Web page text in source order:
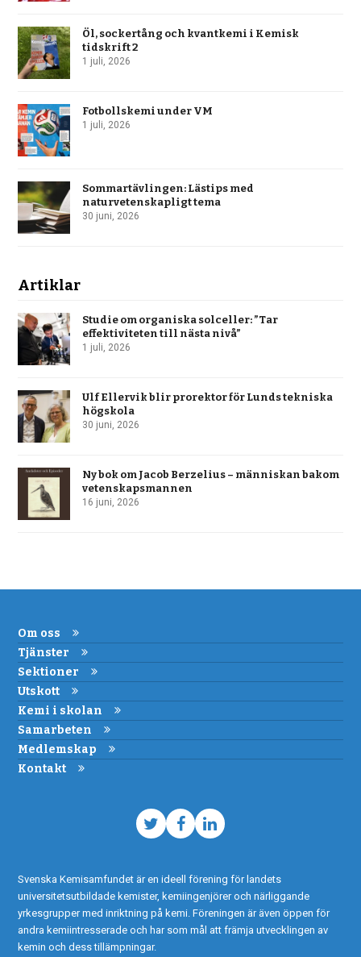
Öl, sockertång och kvantkemi i Kemisk
tidskrift 2
1 juli, 2026
Fotbollskemi under VM
1 juli, 2026
Sommartävlingen: Lästips med
naturvetenskapligt tema
30 juni, 2026
Artiklar
Studie om organiska solceller: ”Tar
effektiviteten till nästa nivå”
1 juli, 2026
Ulf Ellervik blir prorektor för Lunds tekniska
högskola
30 juni, 2026
Ny bok om Jacob Berzelius – människan bakom
vetenskapsmannen
16 juni, 2026
Om oss
Tjänster
Sektioner
Utskott
Kemi i skolan
Samarbeten
Medlemskap
Kontakt
TwitterFacebook
LinkedIn
Svenska Kemisamfundet är en ideell förening för landets
universitetsutbildade kemister, kemiingenjörer och närliggande
yrkesgrupper med inriktning på kemi. Föreningen är även öppen för
andra kemiintresserade och har som mål att främja utvecklingen av
kemin och dess tillämpningar.